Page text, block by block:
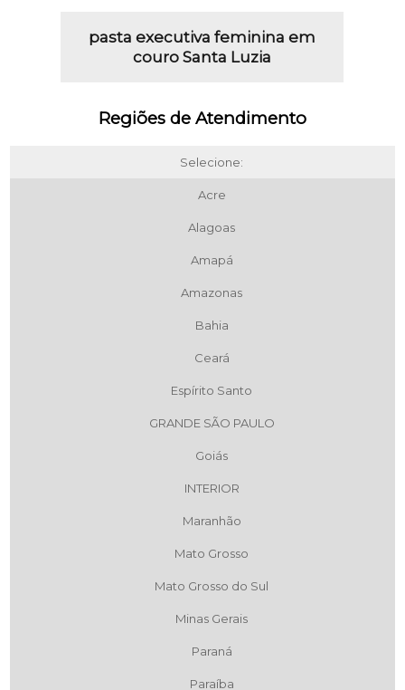
pasta executiva feminina em
couro Santa Luzia
Regiões de Atendimento
Selecione:
Acre
Alagoas
Amapá
Amazonas
Bahia
Ceará
Espírito Santo
GRANDE SÃO PAULO
Goiás
INTERIOR
Maranhão
Mato Grosso
Mato Grosso do Sul
Minas Gerais
Paraná
Paraíba